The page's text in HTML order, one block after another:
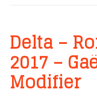
Delta –
2017 –
Modifier